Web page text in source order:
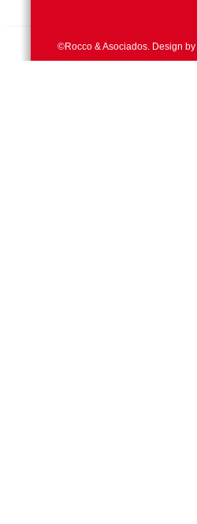
©Rocco & Asociados. Design by